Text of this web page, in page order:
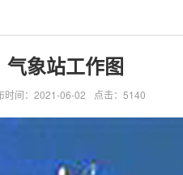
气象站工作图
时间：2021-06-02 点击：5140